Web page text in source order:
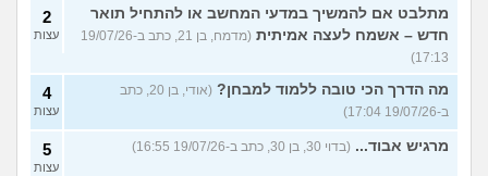
מתלבט אם להמשיך במדעי המחשב או להתחיל תואר
חדש – אשמח לעצה אמיתית
(מדמח, בן 21, כתב ב-19/07/26
17:13)
2
עצות
מה הדרך הכי טובה ללמוד למבחן?
(אודי, בן 20, כתב
ב-19/07/26 17:04)
4
עצות
מרגיש אבוד... (בדוי 30, בן 30, כתב ב-19/07/26 16:55) 5
עצות